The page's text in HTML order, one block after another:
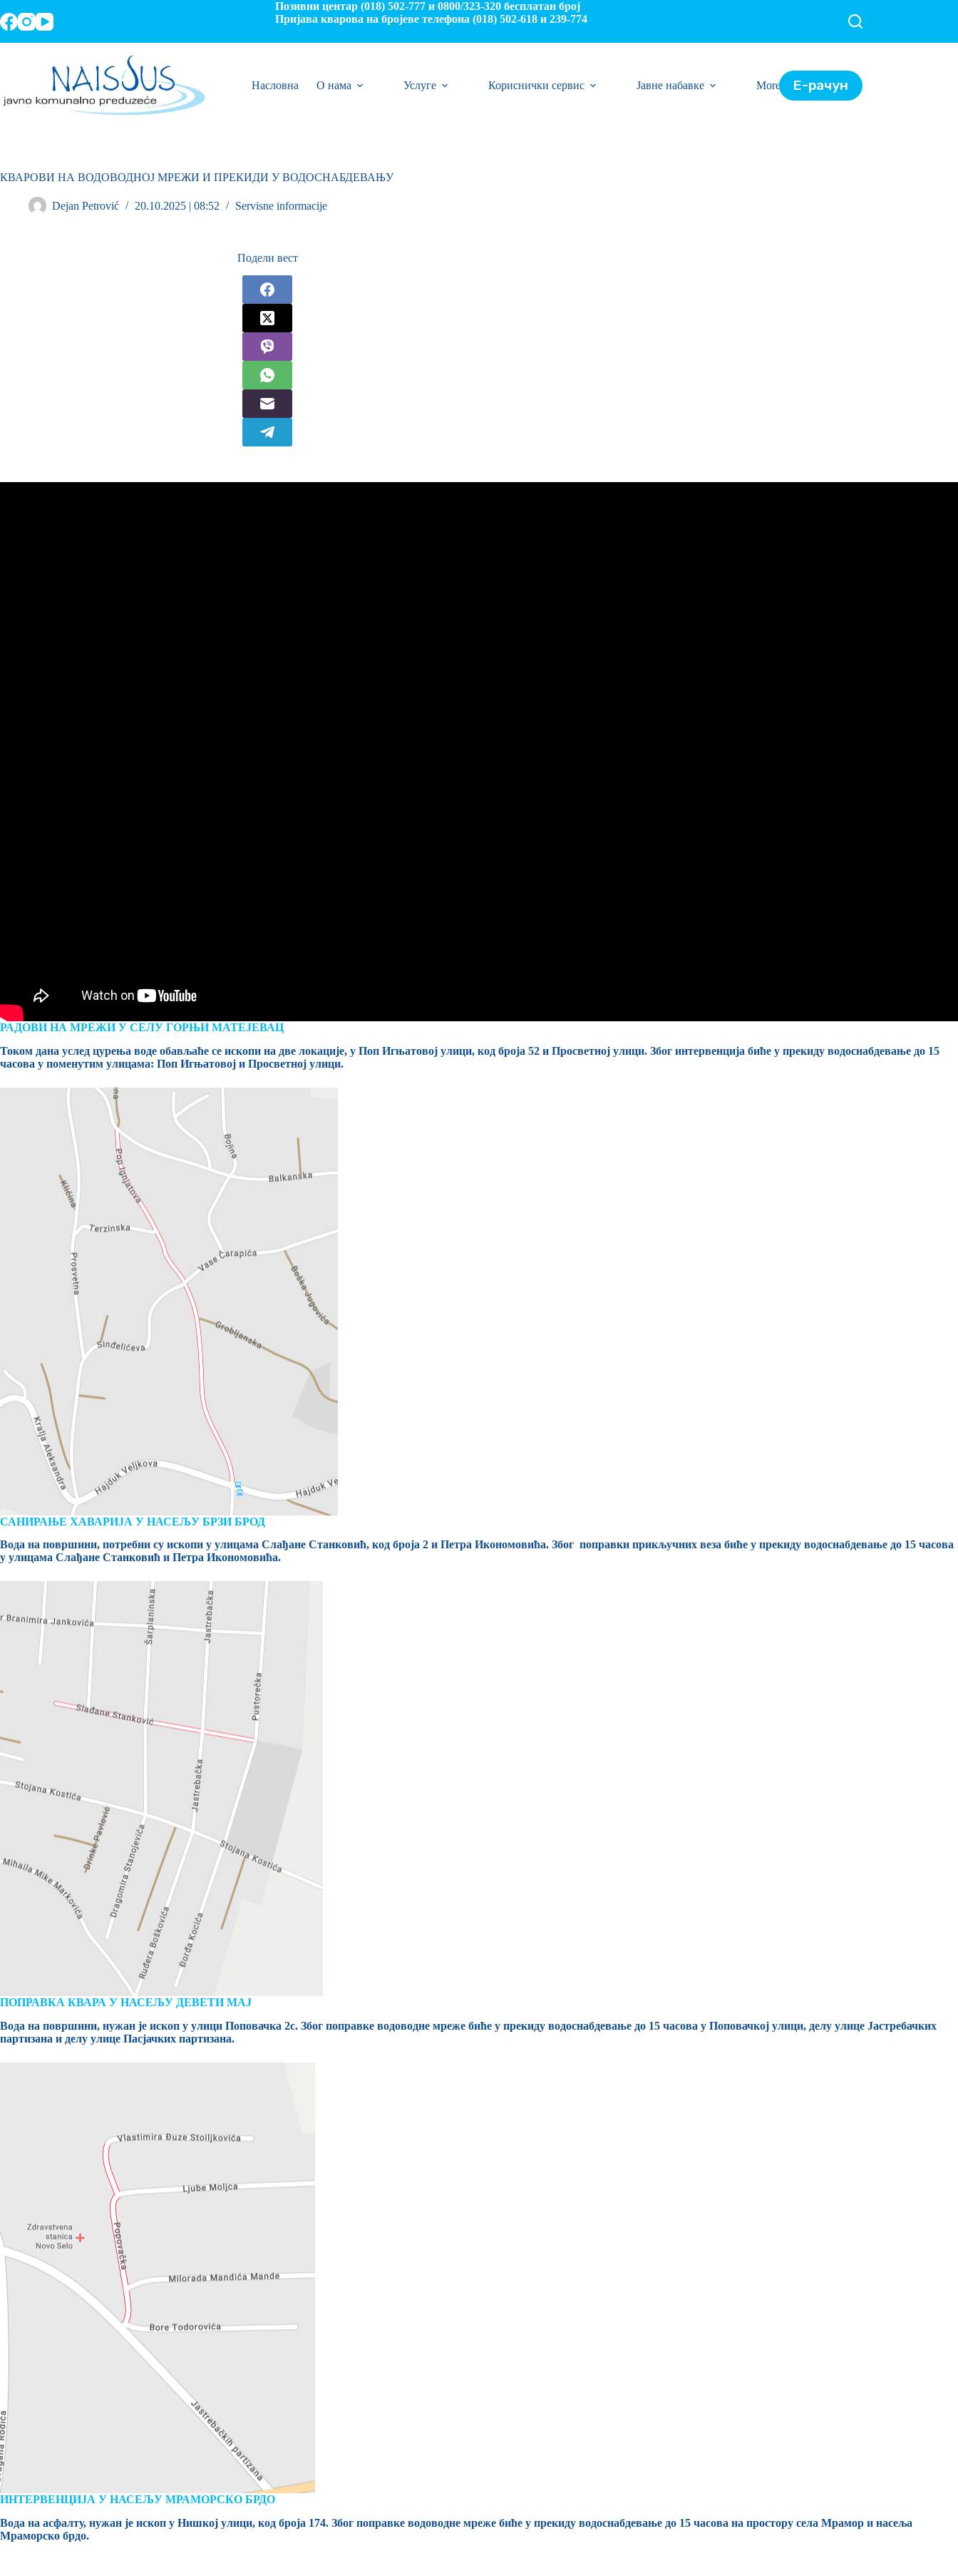
Позивни центар (018) 502-777 и 0800/323-320 бесплатан број
Пријава кварова на бројеве телефона (018) 502-618 и 239-774
Насловна О нама Услуге Кориснички сервис Јавне набавке More Е-рачун
КВАРОВИ НА ВОДОВОДНОЈ МРЕЖИ И ПРЕКИДИ У ВОДОСНАБДЕВАЊУ
Dejan Petrović 20.10.2025 | 08:52 Servisne informacije
Подели вест
РАДОВИ НА МРЕЖИ У СЕЛУ ГОРЊИ МАТЕЈЕВАЦ
Током дана услед цурења воде обављаће се ископи на две локације, у Поп Игњатовој улици, код броја 52 и Просветној улици. Због интервенција биће у прекиду водоснабдевање до 15
часова у поменутим улицама: Поп Игњатовој и Просветној улици.
САНИРАЊЕ ХАВАРИЈА У НАСЕЉУ БРЗИ БРОД
Вода на површини, потребни су ископи у улицама Слађане Станковић, код броја 2 и Петра Икономовића. Због поправки прикључних веза биће у прекиду водоснабдевање до 15 часова
у улицама Слађане Станковић и Петра Икономовића.
ПОПРАВКА КВАРА У НАСЕЉУ ДЕВЕТИ МАЈ
Вода на површини, нужан је ископ у улици Поповачка 2с. Због поправке водоводне мреже биће у прекиду водоснабдевање до 15 часова у Поповачкој улици, делу улице Јастребачких
партизана и делу улице Пасјачких партизана.
ИНТЕРВЕНЦИЈА У НАСЕЉУ МРАМОРСКО БРДО
Вода на асфалту, нужан је ископ у Нишкој улици, код броја 174. Због поправке водоводне мреже биће у прекиду водоснабдевање до 15 часова на простору села Мрамор и насеља
Мраморско брдо.